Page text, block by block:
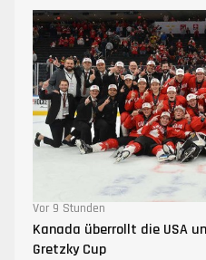
Vor 9 Stunden
Kanada überrollt die USA
Gretzky Cup